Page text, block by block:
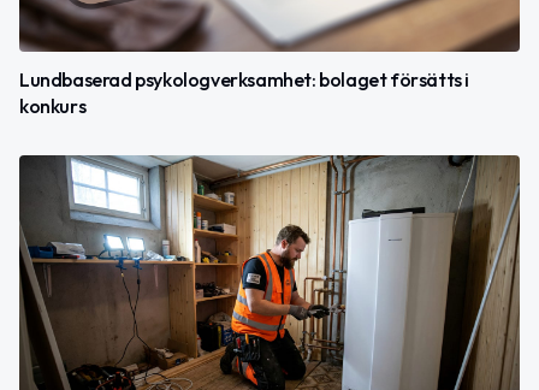
Lundbaserad psykologverksamhet: bolaget försätts i
konkurs